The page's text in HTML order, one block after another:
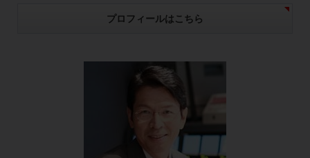
プロフィールはこちら